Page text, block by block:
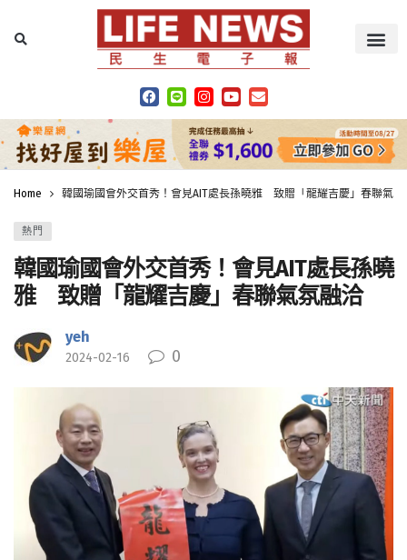
Home 韓國瑜國會外交首秀！會見AIT處長孫曉雅 致贈「龍耀吉慶」春聯氣氛
熱門
韓國瑜國會外交首秀！會見AIT處長孫曉
雅 致贈「龍耀吉慶」春聯氣氛融洽
yeh
2024-02-16 0